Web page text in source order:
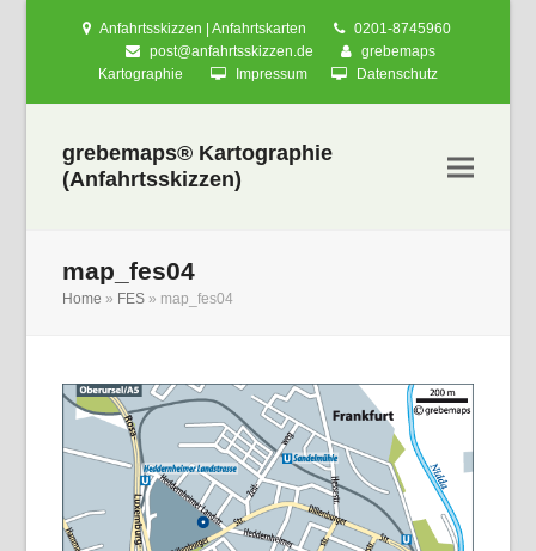
Anfahrtsskizzen | Anfahrtskarten
0201-8745960
post@anfahrtsskizzen.de
grebemaps
Kartographie
Impressum Datenschutz
grebemaps® Kartographie
(Anfahrtsskizzen)
map_fes04
Home » FES » map_fes04